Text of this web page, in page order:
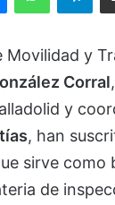
Movilidad y
Corral
y
, han
sirve como
de